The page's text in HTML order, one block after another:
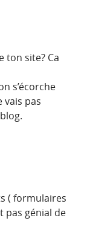
ton site? Ca
s’écorche
vais pas
( formulaires
pas génial de